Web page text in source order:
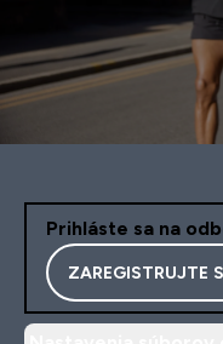
Prihláste sa na
ZAREGISTRUJTE